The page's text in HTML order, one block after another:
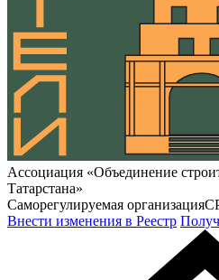
Ассоциация «Объединение
Татарстана»
Саморегулируемая организация
Внести изменения в Реестр